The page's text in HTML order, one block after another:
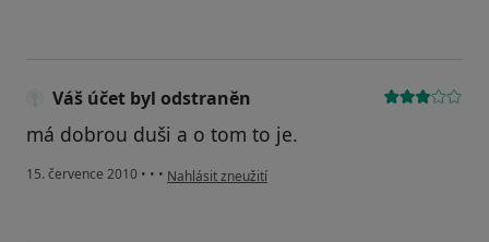
Váš účet byl odstraněn
má dobrou duši a o tom to je.
15. července 2010 • • • podle názoru uživatele Váš účet byl odstraněn
Nahlásit zneužití